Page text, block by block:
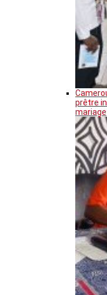
prêtre
mariage